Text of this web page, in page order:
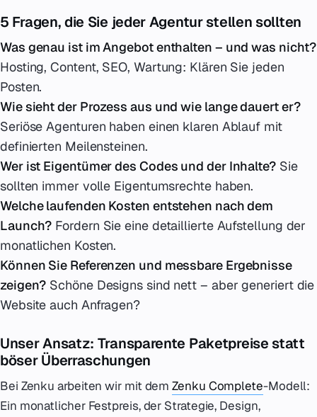
5 Fragen, die Sie jeder Agentur stellen sollten
Was genau ist im Angebot enthalten – und was nicht?
Hosting, Content, SEO, Wartung: Klären Sie jeden
Posten.
Wie sieht der Prozess aus und wie lange dauert er?
Seriöse Agenturen haben einen klaren Ablauf mit
definierten Meilensteinen.
Wer ist Eigentümer des Codes und der Inhalte?Sie
sollten immer volle Eigentumsrechte haben.
Welche laufenden Kosten entstehen nach dem
Launch? Fordern Sie eine detaillierte Aufstellung der
monatlichen Kosten.
Können Sie Referenzen und messbare Ergebnisse
zeigen? Schöne Designs sind nett – aber generiert die
Website auch Anfragen?
Unser Ansatz: Transparente Paketpreise statt
böser Überraschungen
Bei Zenku arbeiten wir mit demZenku Complete-Modell:
Ein monatlicher Festpreis, der Strategie, Design,